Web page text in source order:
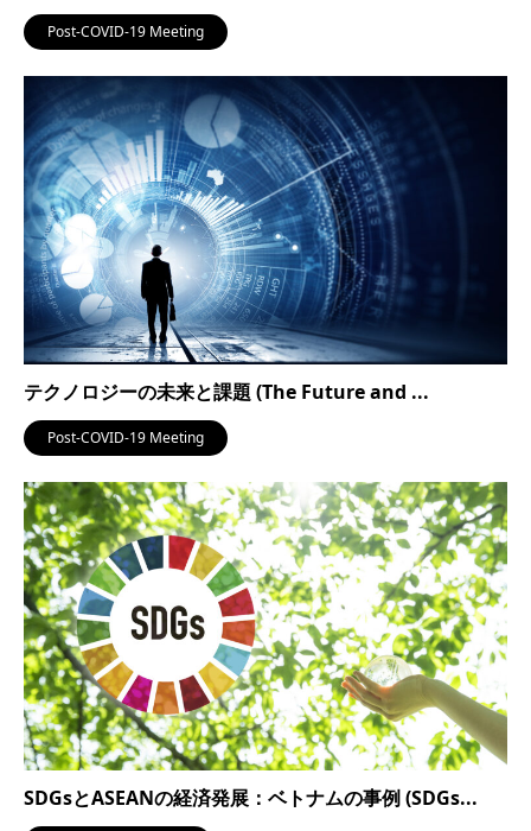
Post-COVID-19 Meeting
テクノロジーの未来と課題 (The Future and ...
Post-COVID-19 Meeting
SDGsとASEANの経済発展：ベトナムの事例 (SDGs...